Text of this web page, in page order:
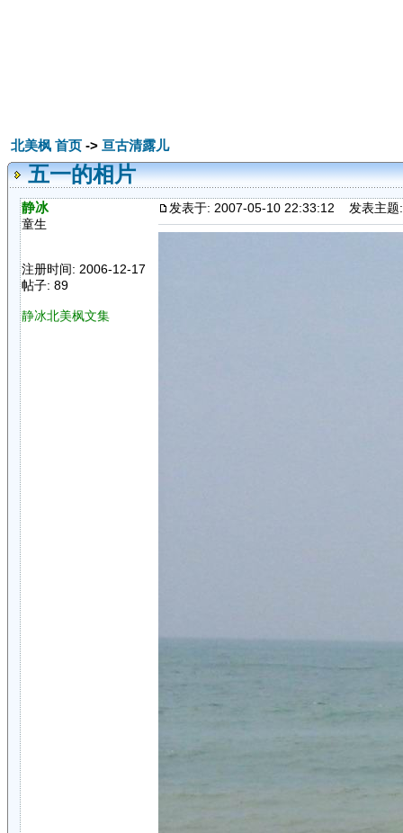
北美枫 首页 -> 亘古清露儿
五一的相片
静冰
童生
注册时间: 2006-12-17
帖子: 89
静冰北美枫文集
发表于: 2007-05-10 22:33:12 发表主题